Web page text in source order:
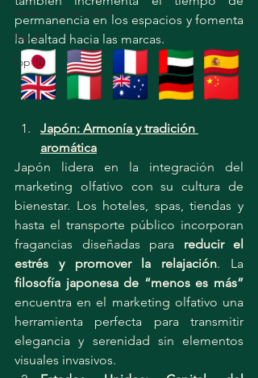
Marketing Sensorial
Top 3
Top 10
permanencia en los espacios y fomenta
la lealtad hacia las marcas.
Japón: Armonía y tradición
aromática
Japón lidera en la integración del
marketing olfativo con su cultura de
bienestar. Los hoteles, spas, tiendas y
hasta el transporte público incorporan
fragancias diseñadas para reducir el
estrés y promover la relajación
filosofía japonesa de “menos es más”
encuentra en el marketing olfativo una
herramienta perfecta para transmitir
elegancia y serenidad sin elementos
visuales invasivos.